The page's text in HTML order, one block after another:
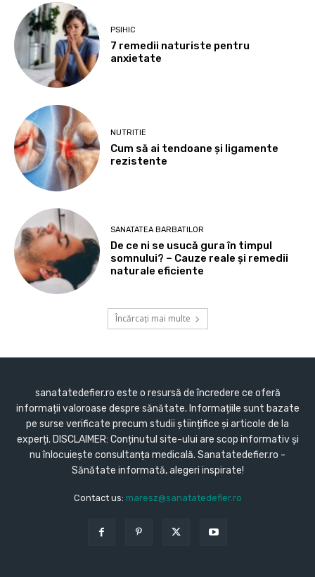
PSIHIC
7 remedii naturiste pentru
anxietate
NUTRITIE
Cum să ai tendoane şi ligamente
rezistente
SANATATEA BARBATILOR
De ce ni se usucă gura în timpul
somnului? – Cauze reale și remedii
naturale eficiente
Încărcați mai multe
sanatatedefier.ro este o resursă de încredere ce oferă
informații valoroase despre sănătate. Informațiile sunt bazate
pe surse verificate precum studii științifice și articole de la
experți. DISCLAIMER: Conținutul site-ului are scop informativ și
nu înlocuiește consultanța medicală. Sanatatedefier.ro -
Sănătate informată, alegeri inspirate!
Contact us: maresz@sanatatedefier.ro